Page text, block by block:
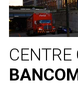
CENTRE